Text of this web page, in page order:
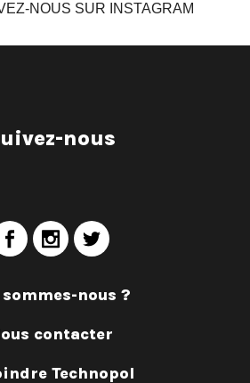
NOUS SUR INSTAGRAM
nous
sommes-nous ?
contacter
Technopol